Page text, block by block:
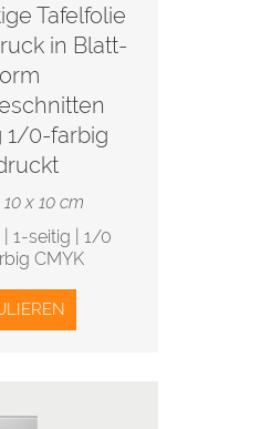
Tafelfolie
in Blatt-
1/0-farbig
x 10 cm
1-seitig | 1/0
CMYK